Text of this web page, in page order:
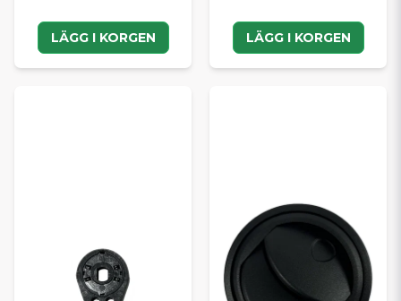
LÄGG I KORGEN LÄGG I KORGEN